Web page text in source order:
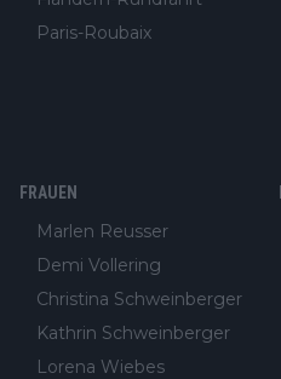
Paris-Roubaix
FRAUEN
Marlen Reusser
Demi Vollering
Christina Schweinberger
Kathrin Schweinberger
Lorena Wiebes